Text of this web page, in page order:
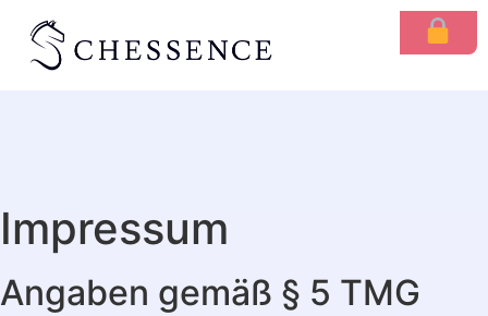
Impressum
Angaben gemäß § 5 TMG